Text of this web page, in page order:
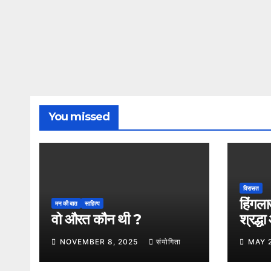
You missed
मन की बात साहित्य
वो औरत कौन थी ?
NOVEMBER 8, 2025 संयोगिता
विरासत
काMAY